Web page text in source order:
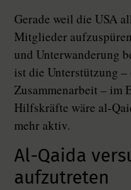
Gerade weil die USA
Mitglieder
und Unterwanderung
ist die Unterstützung
Zusammenarbeit – im
Hilfskräfte wäre al-
mehr aktiv.
Al-Qaida
aufzutreten